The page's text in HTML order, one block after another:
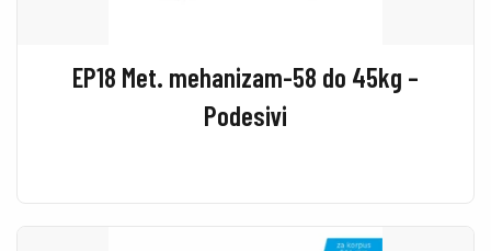
EP18 Met. mehanizam-58 do 45kg –
Podesivi